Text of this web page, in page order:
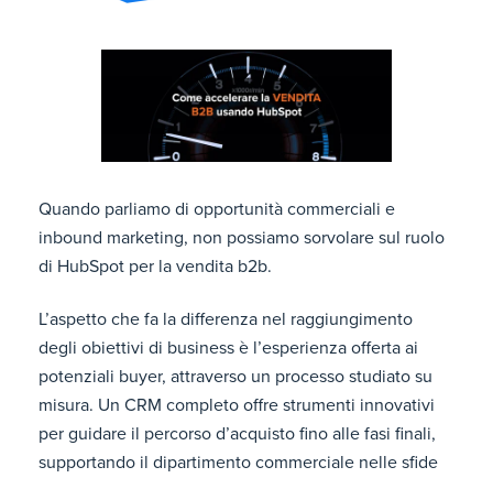
Quando parliamo di opportunità commerciali e
inbound marketing, non possiamo sorvolare sul ruolo
di HubSpot per la vendita b2b.
L’aspetto che fa la differenza nel raggiungimento
degli obiettivi di business è l’esperienza offerta ai
potenziali buyer, attraverso un processo studiato su
misura. Un CRM completo offre strumenti innovativi
per guidare il percorso d’acquisto fino alle fasi finali,
supportando il dipartimento commerciale nelle sfide